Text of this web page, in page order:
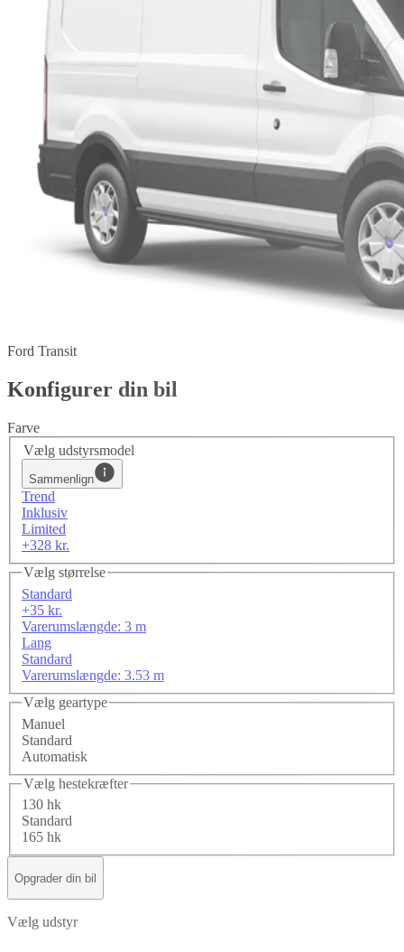
Ford Transit
Konfigurer din bil
Farve
Vælg udstyrsmodel
Sammenlign
Trend
Inklusiv
Limited
+328 kr.
Vælg størrelse
Standard
+35 kr.
Varerumslængde: 3 m
Lang
Standard
Varerumslængde: 3.53 m
Vælg geartype
Manuel
Standard
Automatisk
Vælg hestekræfter
130 hk
Standard
165 hk
Opgrader din bil
Vælg udstyr